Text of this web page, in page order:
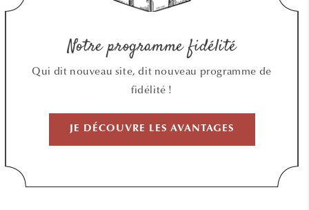
Notre programme fidélité
Qui dit nouveau site, dit nouveau programme de
fidélité !
JE DÉCOUVRE LES AVANTAGES